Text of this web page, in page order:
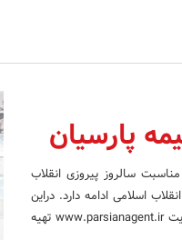
به مناسبت سالروز پیروزی انقلاب
99 مصادف با سالروز پیروزی انقلاب اسلامی ادامه دارد. دراین
طرح می توانید ارزانترین بیمه بدنه خودرو را با کاملترین پوششها، در سراسر کشور از وبسایت www.parsianagent.ir تهیه